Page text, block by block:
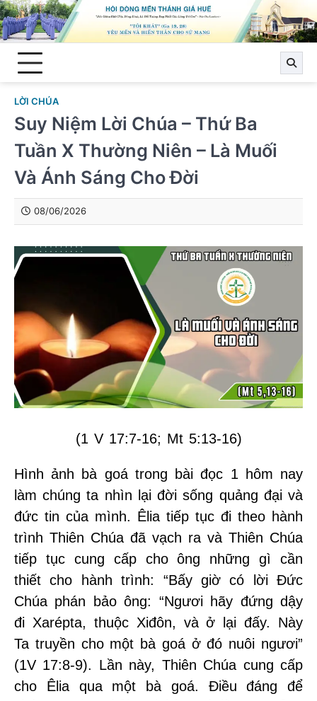
Skip
to
content
LỜI CHÚA
Suy Niệm Lời Chúa – Thứ Ba
Tuần X Thường Niên – Là Muối
Và Ánh Sáng Cho Đời
08/06/2026
(1 V 17:7-16; Mt 5:13-16)
Hình ảnh bà goá trong bài đọc 1 hôm nay
làm chúng ta nhìn lại đời sống quảng đại và
đức tin của mình. Êlia tiếp tục đi theo hành
trình Thiên Chúa đã vạch ra và Thiên Chúa
tiếp tục cung cấp cho ông những gì cần
thiết cho hành trình: “Bấy giờ có lời Đức
Chúa phán bảo ông: “Ngươi hãy đứng dậy
đi Xarépta, thuộc Xiđôn, và ở lại đấy. Này
Ta truyền cho một bà goá ở đó nuôi ngươi”
(1V 17:8-9). Lần này, Thiên Chúa cung cấp
cho Êlia qua một bà goá. Điều đáng để